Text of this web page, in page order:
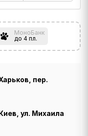
МоноБанк
до 4 пл.
пер.
ул. Михаила